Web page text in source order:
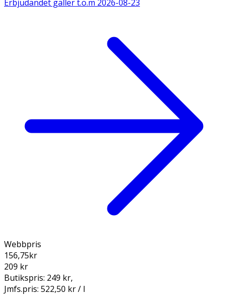
Erbjudandet gäller t.o.m 2026-08-23
Webbpris
156,75kr
209 kr
Butikspris: 249 kr,
Jmfs.pris: 522,50 kr / l